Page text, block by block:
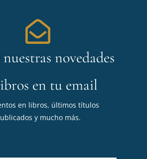
novedades
en tu email
en libros, últimos títulos
y mucho más.